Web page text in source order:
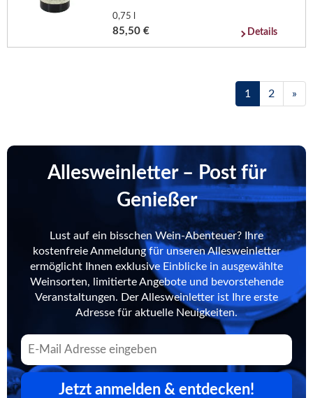
0,75 l
85,50 € Details
1 2 »
Allesweinletter – Post für
Genießer
Lust auf ein bisschen Wein-Abenteuer? Ihre
kostenfreie Anmeldung für unseren Allesweinletter
ermöglicht Ihnen exklusive Einblicke in ausgewählte
Weinsorten, limitierte Angebote und bevorstehende
Veranstaltungen. Der Allesweinletter ist Ihre erste
Adresse für aktuelle Neuigkeiten.
Jetzt anmelden & entdecken!